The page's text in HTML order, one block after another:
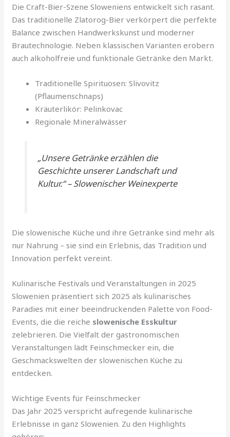
Die Craft-Bier-Szene Sloweniens entwickelt sich rasant.
Das traditionelle Zlatorog-Bier verkörpert die perfekte
Balance zwischen Handwerkskunst und moderner
Brautechnologie. Neben klassischen Varianten erobern
auch alkoholfreie und funktionale Getränke den Markt.
Traditionelle Spirituosen: Slivovitz
(Pflaumenschnaps)
Kräuterlikör: Pelinkovac
Regionale Mineralwässer
„Unsere Getränke erzählen die
Geschichte unserer Landschaft und
Kultur.“ – Slowenischer Weinexperte
Die slowenische Küche und ihre Getränke sind mehr als
nur Nahrung – sie sind ein Erlebnis, das Tradition und
Innovation perfekt vereint.
Kulinarische Festivals und Veranstaltungen in 2025
Slowenien präsentiert sich 2025 als kulinarisches
Paradies mit einer beeindruckenden Palette von Food-
Events, die die reiche slowenische Esskultur
zelebrieren. Die Vielfalt der gastronomischen
Veranstaltungen lädt Feinschmecker ein, die
Geschmackswelten der slowenischen Küche zu
entdecken.
Wichtige Events für Feinschmecker
Das Jahr 2025 verspricht aufregende kulinarische
Erlebnisse in ganz Slowenien. Zu den Highlights